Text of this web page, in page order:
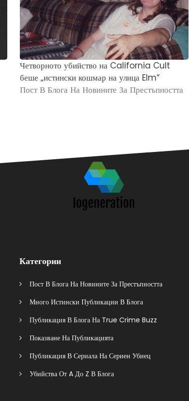
Четворното убийство на California Cult
беше „истински кошмар на улица Elm“
Пост В Блога На Новините За Престъпността
Категории
Пост В Блога На Новините За Престъпността
Много Истински Публикации В Блога
Публикация В Блога На True Crime Buzz
Показване На Публикацията
Публикация В Сериала На Сериен Убиец
Убийства От A До Z В Блога